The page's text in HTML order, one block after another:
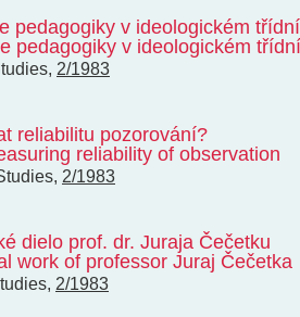
pedagogiky v ideologickém
pedagogiky v ideologickém
, 2/1983
reliabilitu pozorování?
reliability of observation
, 2/1983
dielo prof. dr. Juraja Čečetku
work of professor Juraj Čečetka
, 2/1983